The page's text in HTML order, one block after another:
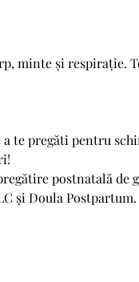
minte și respirație.
te pregăti pentru
postnatală de
și Doula Postpartum.